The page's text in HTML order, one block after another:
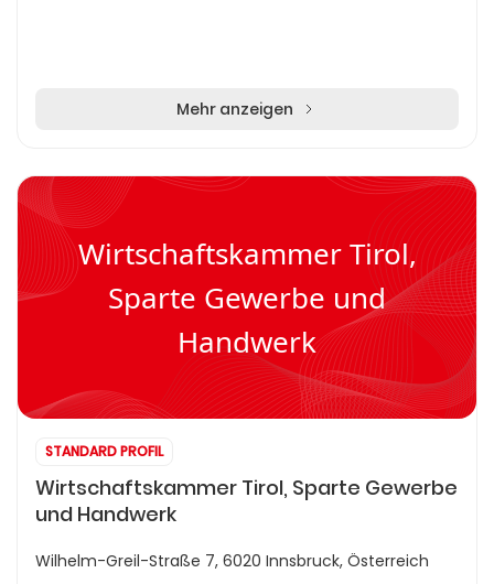
Mehr anzeigen
Wirtschaftskammer Tirol,
Sparte Gewerbe und
Handwerk
STANDARD PROFIL
Wirtschaftskammer Tirol, Sparte Gewerbe
und Handwerk
Wilhelm-Greil-Straße 7, 6020 Innsbruck, Österreich